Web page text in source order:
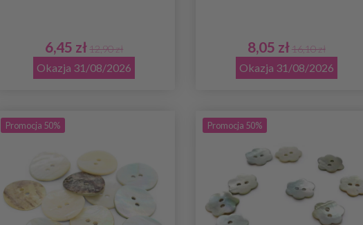
6,45 zł12,90 zł
Okazja 31/08/2026
8,05 zł16,10 zł
Okazja 31/08/2026
Promocja 50% Promocja 50%